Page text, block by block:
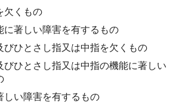
欠くもの
に著しい障害を有するもの
びひとさし指又は中指を欠くもの
びひとさし指又は中指の機能に著しい
しい障害を有するもの